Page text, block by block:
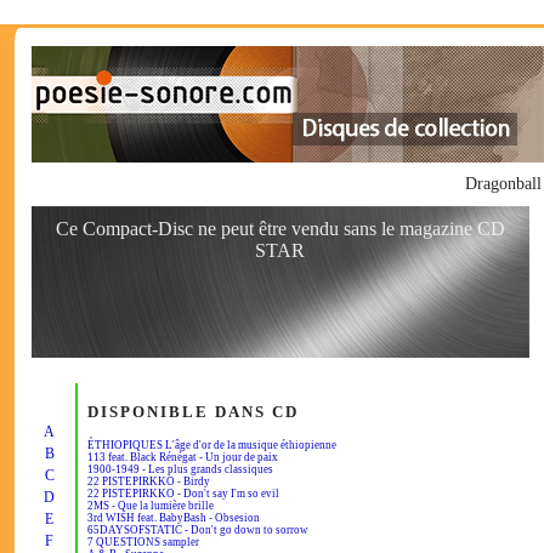
Ce Compact-Disc ne peut être vendu sans le magazine CD
STAR
A
B
C
D
E
F
DISPONIBLE DANS CD
ÉTHIOPIQUES L'âge d'or de la musique éthiopienne
113 feat. Black Rénégat - Un jour de paix
1900-1949 - Les plus grands classiques
22 PISTEPIRKKO - Birdy
22 PISTEPIRKKO - Don't say I'm so evil
2MS - Que la lumière brille
3rd WISH feat. BabyBash - Obsesion
65DAYSOFSTATIC - Don't go down to sorrow
7 QUESTIONS sampler